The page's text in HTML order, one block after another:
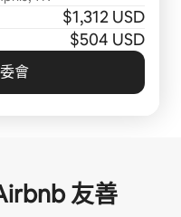
$1,312 USD
$504 USD
會
友⁠善